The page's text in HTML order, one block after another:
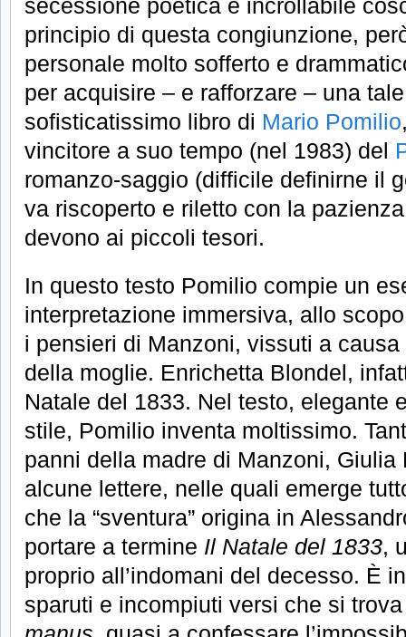
secessione poetica e incrollabile
principio di questa congiunzione,
personale molto sofferto e
per acquisire – e rafforzare – una
sofisticatissimo libro di Mario Pomilio
vincitore a suo tempo (nel 1983) del
romanzo-saggio (difficile definirne il
va riscoperto e riletto con la
devono ai piccoli tesori.
In questo testo Pomilio compie un
interpretazione immersiva, allo
i pensieri di Manzoni, vissuti a
della moglie. Enrichetta Blondel,
Natale del 1833. Nel testo, elegante
stile, Pomilio inventa moltissimo.
panni della madre di Manzoni,
alcune lettere, nelle quali emerge
che la “sventura” origina in
portare a termine Il Natale del 1833,
proprio all’indomani del decesso. È
sparuti e incompiuti versi che si